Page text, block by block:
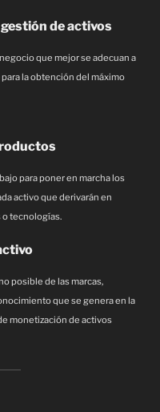
de activos
que mejor se adecuan a
la obtención del máximo
para poner en marcha los
activo que derivarán en
tecnologías.
posible de las marcas,
que se genera en la
monetización de activos